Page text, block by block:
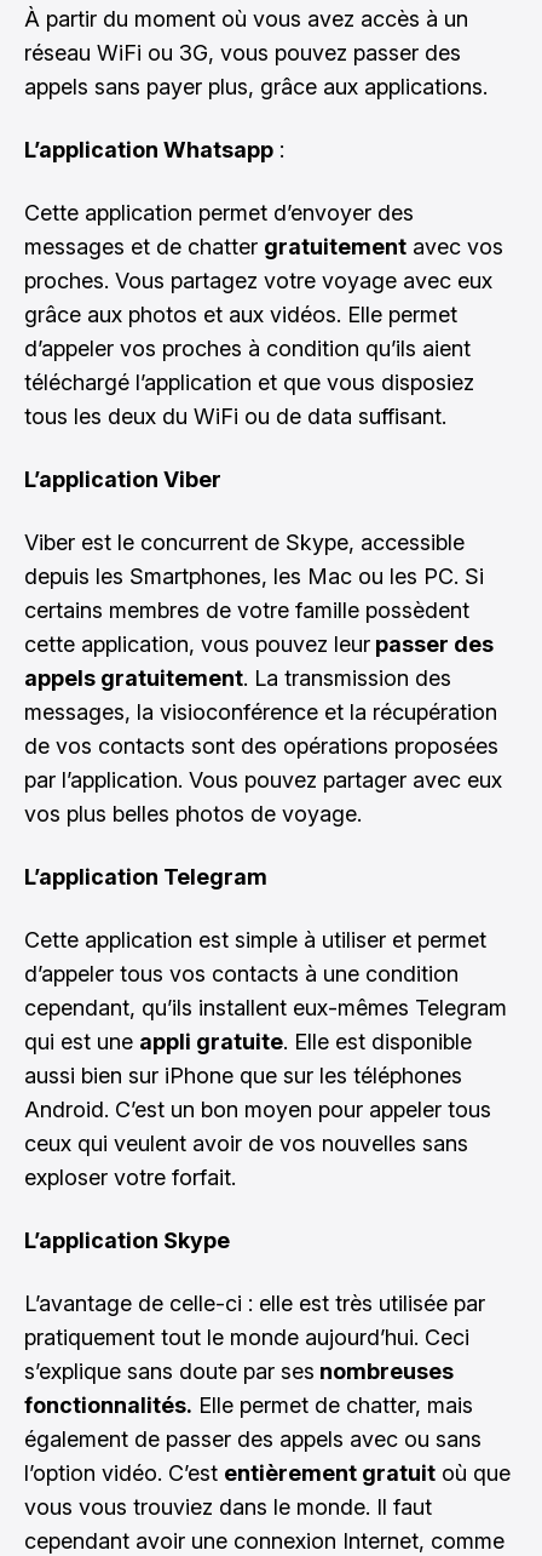
À partir du moment où vous avez accès à un
réseau WiFi ou 3G, vous pouvez passer des
appels sans payer plus, grâce aux applications.
L’application Whatsapp :
Cette application permet d’envoyer des
messages et de chatter gratuitement avec vos
proches. Vous partagez votre voyage avec eux
grâce aux photos et aux vidéos. Elle permet
d’appeler vos proches à condition qu’ils aient
téléchargé l’application et que vous disposiez
tous les deux du WiFi ou de data suffisant.
L’application Viber
Viber est le concurrent de Skype, accessible
depuis les Smartphones, les Mac ou les PC. Si
certains membres de votre famille possèdent
cette application, vous pouvez leur passer des
appels gratuitement. La transmission des
messages, la visioconférence et la récupération
de vos contacts sont des opérations proposées
par l’application. Vous pouvez partager avec eux
vos plus belles photos de voyage.
L’application Telegram
Cette application est simple à utiliser et permet
d’appeler tous vos contacts à une condition
cependant, qu’ils installent eux-mêmes Telegram
qui est une appli gratuite. Elle est disponible
aussi bien sur iPhone que sur les téléphones
Android. C’est un bon moyen pour appeler tous
ceux qui veulent avoir de vos nouvelles sans
exploser votre forfait.
L’application Skype
L’avantage de celle-ci : elle est très utilisée par
pratiquement tout le monde aujourd’hui. Ceci
s’explique sans doute par ses nombreuses
fonctionnalités. Elle permet de chatter, mais
également de passer des appels avec ou sans
l’option vidéo. C’est entièrement gratuit où que
vous vous trouviez dans le monde. Il faut
cependant avoir une connexion Internet, comme